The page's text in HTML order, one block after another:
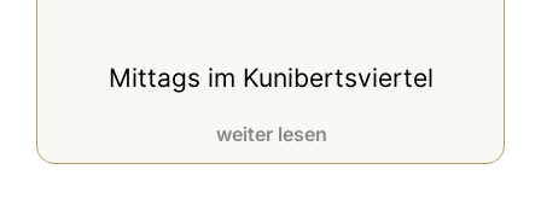
Mittags im Kunibertsviertel
weiter lesen